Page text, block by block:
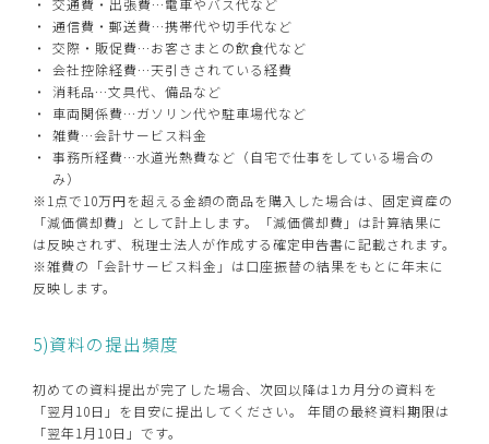
交通費・出張費…電車やバス代など
通信費・郵送費…携帯代や切手代など
交際・販促費…お客さまとの飲食代など
会社控除経費…天引きされている経費
消耗品…文具代、備品など
車両関係費…ガソリン代や駐車場代など
雑費…会計サービス料金
事務所経費…水道光熱費など（自宅で仕事をしている場合の
み）
※1点で10万円を超える金額の商品を購入した場合は、固定資産の
「減価償却費」として計上します。「減価償却費」は計算結果に
は反映されず、税理士法人が作成する確定申告書に記載されます。
※雑費の「会計サービス料金」は口座振替の結果をもとに年末に
反映します。
5)資料の提出頻度
初めての資料提出が完了した場合、次回以降は1カ月分の資料を
「翌月10日」を目安に提出してください。 年間の最終資料期限は
「翌年1月10日」です。